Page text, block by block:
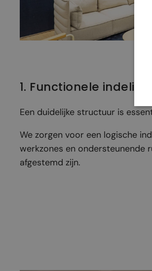
1. Functionele indeling
Een duidelijke structuur is
We zorgen voor een logische
werkzones en ondersteunende
afgestemd zijn.